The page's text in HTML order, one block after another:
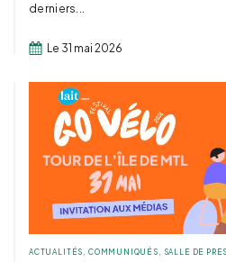
derniers...
Le 31 mai 2026
ACTUALITÉS COMMUNIQUÉS SALLE DE